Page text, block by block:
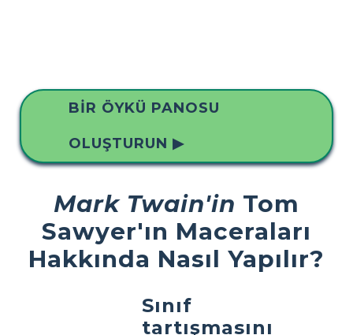
BIR ÖYKÜ PANOSU
OLUŞTURUN ▶
Mark Twain'in Tom
Sawyer'ın Maceraları
Hakkında Nasıl Yapılır?
Sınıf
tartışmasını